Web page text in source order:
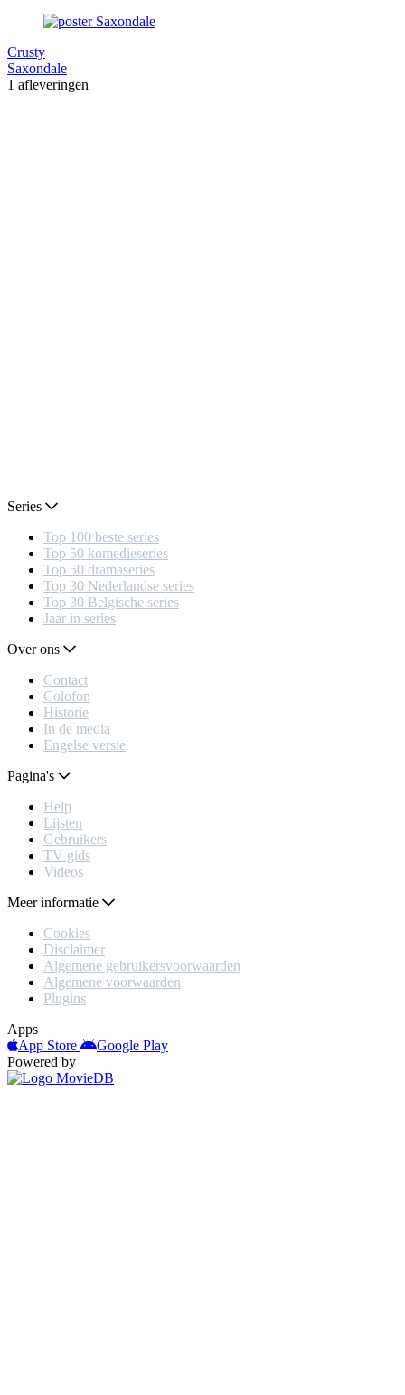
Crusty
Saxondale
1 afleveringen
Series
Top 100 beste series
Top 50 komedieseries
Top 50 dramaseries
Top 30 Nederlandse series
Top 30 Belgische series
Jaar in series
Over ons
Contact
Colofon
Historie
In de media
Engelse versie
Pagina's
Help
Lijsten
Gebruikers
TV gids
Videos
Meer informatie
Cookies
Disclaimer
Algemene gebruikersvoorwaarden
Algemene voorwaarden
Plugins
Apps
App Store
Google Play
Powered by